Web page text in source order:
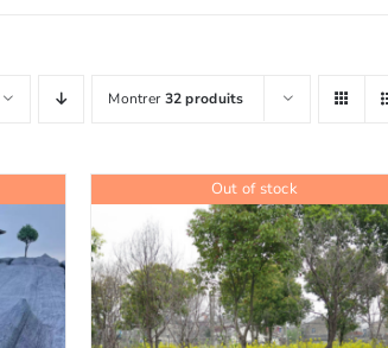
Montrer32 produits
Out of stock